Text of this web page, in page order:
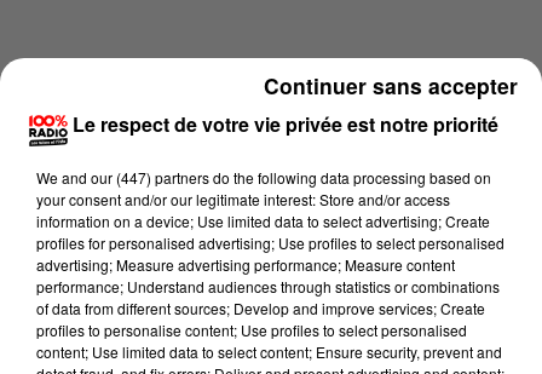
Le respect de votre vie privée est notre priorité
We and our (447) partnersdo the following data processing based on
your consent and/or our legitimate interest: Store and/or access
information on a device; Use limited data to select advertising; Create
profiles for personalised advertising; Use profiles to select personalised
advertising; Measure advertising performance; Measure content
performance; Understand audiences through statistics or combinations
of data from different sources; Develop and improve services; Create
profiles to personalise content; Use profiles to select personalised
content; Use limited data to select content; Ensure security, prevent and
Continuer sans accepter